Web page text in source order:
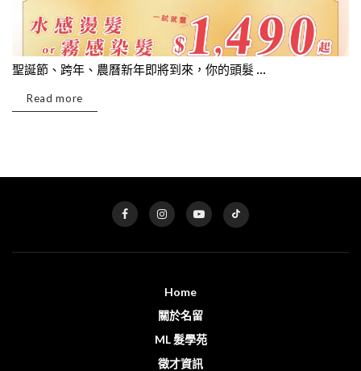
聖誕節、跨年、農曆新年即將到來，你的頭髮 ...
Read more
Home
關於名留
ML 髮學苑
徵才資訊